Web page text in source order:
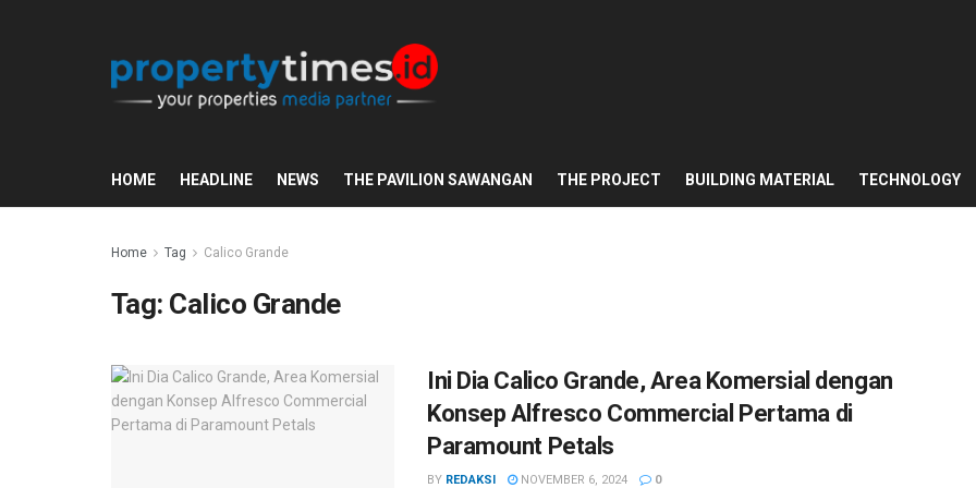
HOME HEADLINE NEWS THE PAVILION SAWANGAN THE PROJECT BUILDING MATERIAL TECHNOLOGY
Home Tag Calico Grande
Tag: Calico Grande
Ini Dia Calico Grande, Area Komersial dengan
Konsep Alfresco Commercial Pertama di
Paramount Petals
BY REDAKSI NOVEMBER 6, 2024 0